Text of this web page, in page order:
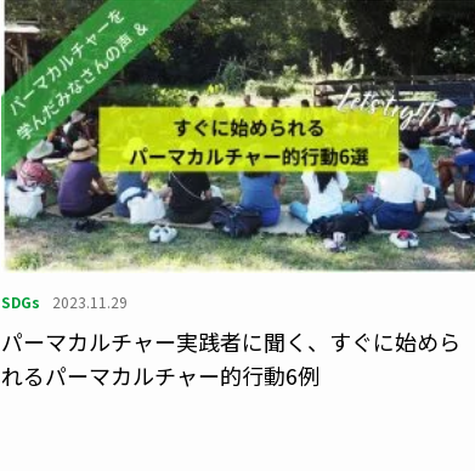
SDGs 2023.11.29
パーマカルチャー実践者に聞く、すぐに始めら
れるパーマカルチャー的行動6例